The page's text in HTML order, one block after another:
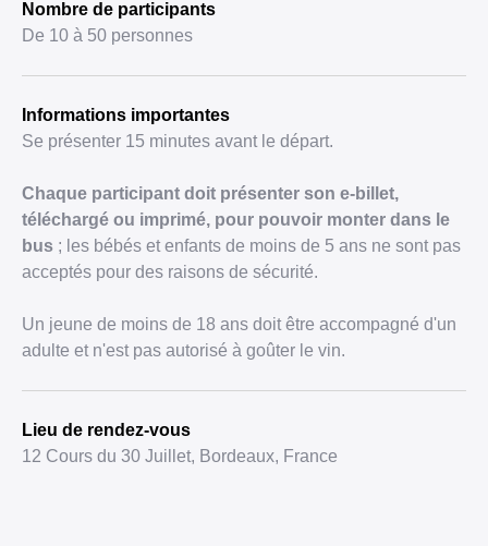
Nombre de participants
De 10 à 50 personnes
Informations importantes
Se présenter 15 minutes avant le départ.
Chaque participant doit présenter son e-billet,
téléchargé ou imprimé, pour pouvoir monter dans le
bus ; les bébés et enfants de moins de 5 ans ne sont pas
acceptés pour des raisons de sécurité.
Un jeune de moins de 18 ans doit être accompagné d'un
adulte et n'est pas autorisé à goûter le vin.
Lieu de rendez-vous
12 Cours du 30 Juillet, Bordeaux, France